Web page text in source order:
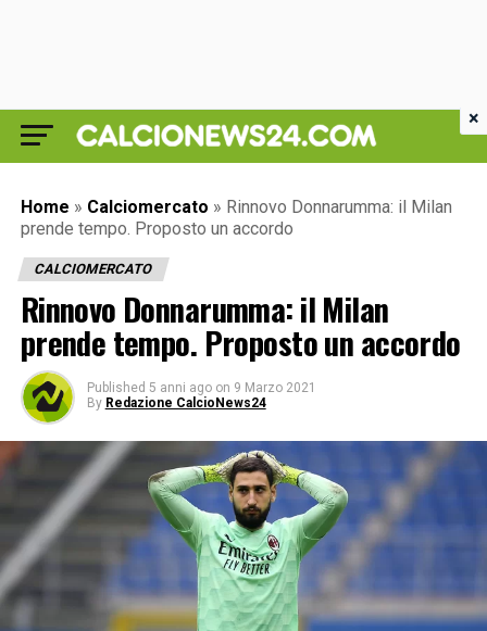
Home » Calciomercato » Rinnovo Donnarumma: il Milan
prende tempo. Proposto un accordo
CALCIOMERCATO
Rinnovo Donnarumma: il Milan
prende tempo. Proposto un accordo
Published 5 anni ago on 9 Marzo 2021
By Redazione CalcioNews24
×